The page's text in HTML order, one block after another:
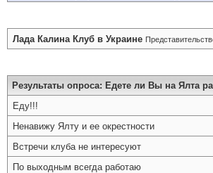
Лада Калина Клуб в Украине
Результаты опроса: Едете ли Вы на Ялта
Еду!!!
Ненавижу Ялту и ее окрестности
Встречи клуба не интересуют
По выходным всегда работаю